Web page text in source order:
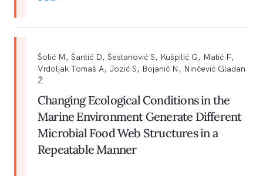
Šolić M, Šantić D, Šestanović S, Kušpilić G, Matić F,
Vrdoljak Tomaš A, Jozić S, Bojanić N, Ninčević Gladan
Ž
Changing Ecological Conditions in the
Marine Environment Generate Different
Microbial Food Web Structures in a
Repeatable Manner